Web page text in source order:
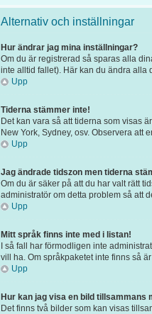
Alternativ och inställningar
Hur ändrar jag mina inställningar?
Om du är registrerad så sparas alla
inte alltid fallet). Här kan du ändra alla
Upp
Tiderna stämmer inte!
Det kan vara så att tiderna som visas
New York, Sydney, osv. Observera
Upp
Jag ändrade tidszon men tiderna
Om du är säker på att du har valt rätt
administratör om detta problem så att
Upp
Mitt språk finns inte med i listan!
I så fall har förmodligen inte
vill ha. Om språkpaketet inte finns så
Upp
Hur kan jag visa en bild tillsammans
Det finns två bilder som kan visas